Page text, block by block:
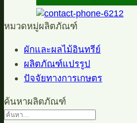
หมวดหมู่ผลิตภัณฑ์
ผักและผลไม้อินทรีย์
ผลิตภัณฑ์แปรรูป
ปัจจัยทางการเกษตร
ค้นหาผลิตภัณฑ์
ค้นหา: